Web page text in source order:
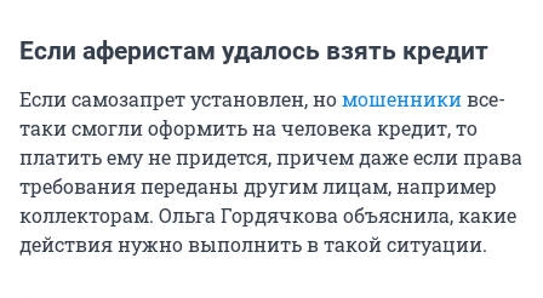
Если аферистам удалось взять кредит
Если самозапрет установлен, номошенникивсе-
таки смогли оформить на человека кредит, то
платить ему не придется, причем даже если права
требования переданы другим лицам, например
коллекторам. Ольга Гордячкова объяснила, какие
действия нужно выполнить в такой ситуации.